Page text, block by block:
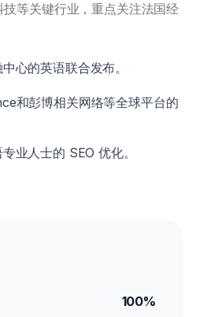
等关键行业，重点关注法国经
心的英语联合发布。
和彭博相关网络等全球平台的
业人士的 SEO 优化。
100%